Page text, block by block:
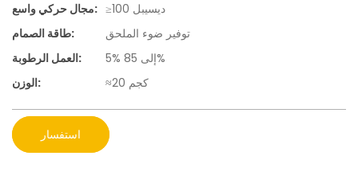
مجال حركي واسع:
≥100 ديسيبل
طاقة الصمام:
توفير ضوء الملحق
العمل الرطوبة:
5% إلى 85%
الوزن:
≈20 كجم
استفسار